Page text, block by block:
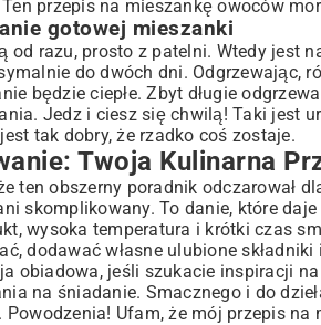
przepis na mieszankę owoców
gotowej mieszanki
od razu, prosto z patelni. Wtedy jest
do dwóch dni. Odgrzewając,
będzie ciepłe. Zbyt długie
Jedz i ciesz się chwilą! Taki jest
tak dobry, że rzadko coś zostaje.
Twoja Kulinarna
ten obszerny poradnik odczarował
skomplikowany. To danie, które
wysoka temperatura i krótki czas
dodawać własne ulubione
obiadowa, jeśli szukacie inspiracji
na śniadanie. Smacznego i do
Powodzenia! Ufam, że mój przepis